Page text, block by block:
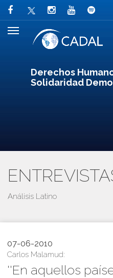
Derechos
Solidaridad
Análisis Latino
07-06-2010
Carlos Malamud:
''En aquellos